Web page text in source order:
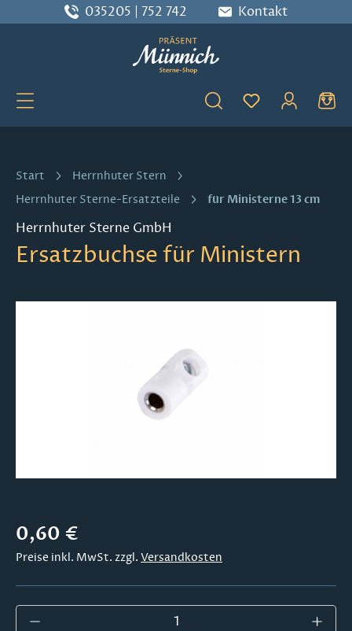
Zum Hauptinhalt springen
035205 | 752 742 Kontakt
Du hast 0
Start
Herrnhuter Stern
Herrnhuter Sterne-Ersatzteile
für Ministerne 13 cm
Herrnhuter Sterne GmbH
Ersatzbuchse für Ministern
Regulärer Preis:
0,60 €
Preise inkl. MwSt. zzgl. Versandkosten
Produkt Anzahl: Gib den gewünschten